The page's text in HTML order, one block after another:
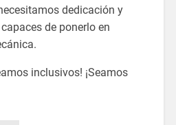
dedicación y
de ponerlo en
inclusivos! ¡Seamos